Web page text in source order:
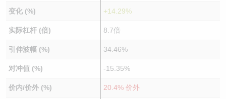
变化 (%) +14.29%
实际杠杆 (倍) 8.7倍
引伸波幅 (%) 34.46%
对冲值 (%) -15.35%
价内/价外 (%) 20.4% 价外